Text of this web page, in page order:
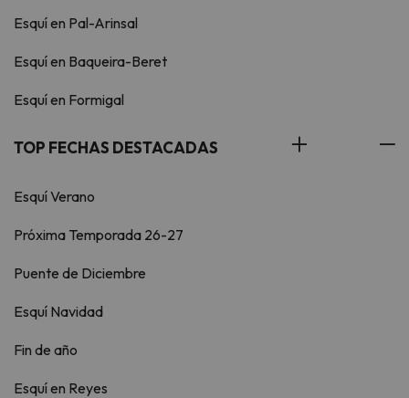
Esquí en Pal-Arinsal
Esquí en Baqueira-Beret
Esquí en Formigal
TOP FECHAS DESTACADAS
Esquí Verano
Próxima Temporada 26-27
Puente de Diciembre
Esquí Navidad
Fin de año
Esquí en Reyes